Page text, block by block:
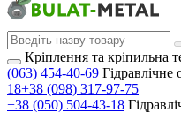
Кріплення та кріпильна
(063) 454-40-69 Гідравлічне
18+38 (098) 317-97-75
+38 (050) 504-43-18